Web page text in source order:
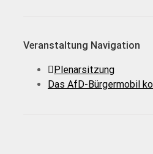
Veranstaltung Navigation
Plenarsitzung
Das AfD-Bürgermobil